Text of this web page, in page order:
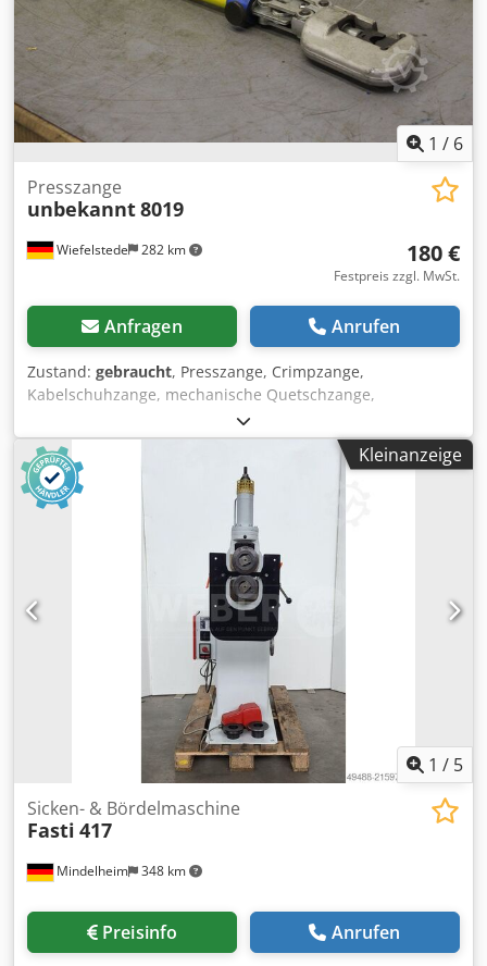
1 / 6
Wiefelstede 282 km
Presszange
unbekannt8019
180 €
Festpreis zzgl. MwSt.
Anfragen Anrufen
Zustand: gebraucht, Presszange, Crimpzange,
Kabelschuhzange, mechanische Quetschzange,
Pressbacken, Presswerkzeug für Kabelendhülsen
Adernendhülsen Kabelschuhe, Handpreßzange -
Hebelarme: 250 mm ausziehbar Dcsdpfed Nzg Aox Abmjk -
für: diverse Pressbacken -Einsätze für: Kabelschuhe DIN
46234 eingebaut -Abmessungen: 575/140/H50 mm -
Kleinanzeige
1 / 5
Mindelheim 348 km
Sicken- & Bördelmaschine
Fasti 417
Preisinfo Anrufen